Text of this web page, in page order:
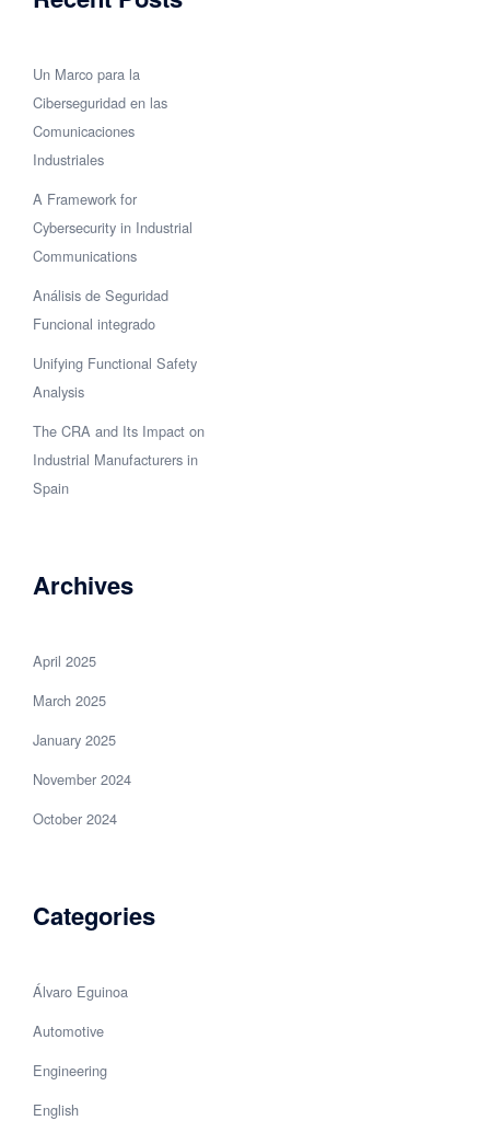
Un Marco para la
Ciberseguridad en las
Comunicaciones
Industriales
A Framework for
Cybersecurity in Industrial
Communications
Análisis de Seguridad
Funcional integrado
Unifying Functional Safety
Analysis
The CRA and Its Impact on
Industrial Manufacturers in
Spain
Archives
April 2025
March 2025
January 2025
November 2024
October 2024
Categories
Álvaro Eguinoa
Automotive
Engineering
English